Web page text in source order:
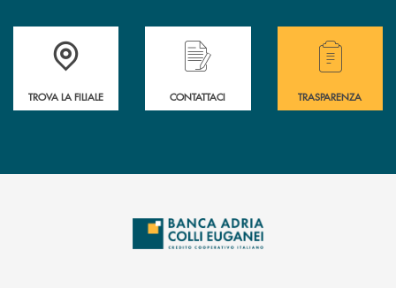
Accedi all' elenco completo delle filiali .
TROVA LA FILIALE
Hai bisogno di assistenza immediata?
CONTATTACI
Hai bisogno di
TRASPARENZA